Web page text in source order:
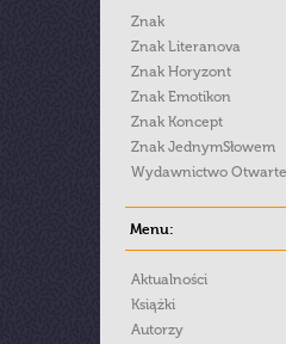
Znak
Znak Literanova
Znak Horyzont
Znak Emotikon
Znak Koncept
Znak JednymSłowem
Wydawnictwo Otwarte
Menu:
Aktualności
Książki
Autorzy